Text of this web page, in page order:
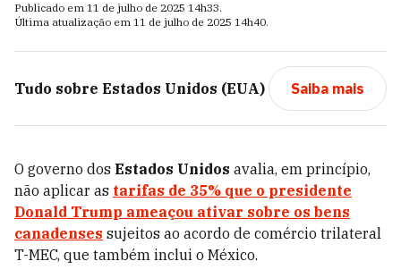
Publicado em 11 de julho de 2025 14h33.
Última atualização em 11 de julho de 2025 14h40.
Tudo sobre Estados Unidos (EUA) Saiba mais
O governo dos Estados Unidos avalia, em princípio,
não aplicar as tarifas de 35% que o presidente
Donald Trump ameaçou ativar sobre os bens
canadenses sujeitos ao acordo de comércio trilateral
T-MEC, que também inclui o México.